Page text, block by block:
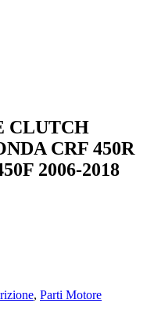
CLUTCH
CRF 450R
2006-2018
, Parti Motore